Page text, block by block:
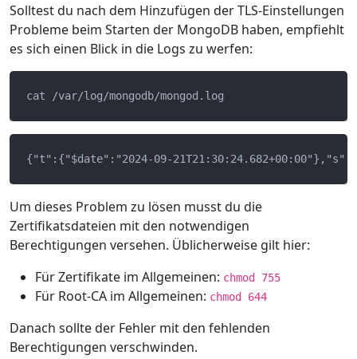
Solltest du nach dem Hinzufügen der TLS-Einstellungen
Probleme beim Starten der MongoDB haben, empfiehlt
es sich einen Blick in die Logs zu werfen:
Um dieses Problem zu lösen musst du die
Zertifikatsdateien mit den notwendigen
Berechtigungen versehen. Üblicherweise gilt hier:
Für Zertifikate im Allgemeinen: chmod 755
Für Root-CA im Allgemeinen: chmod 644
Danach sollte der Fehler mit den fehlenden
Berechtigungen verschwinden.